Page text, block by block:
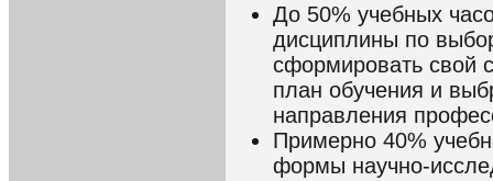
До 50% учебных
дисциплины по
сформировать свой
план обучения и
направления
Примерно 40%
формы научно-